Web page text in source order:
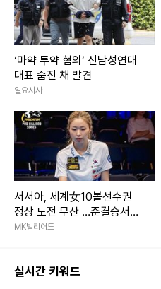
‘마약 투약 혐의’ 신남성연대
대표 숨진 채 발견
일요시사
서서아, 세계女10볼선수권
정상 도전 무산 …준결승서
‘디펜딩챔프’ 체즈카에 석패
MK빌리어드
실시간 키워드